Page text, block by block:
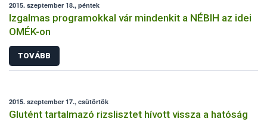
2015. szeptember 18., péntek
Izgalmas programokkal vár mindenkit a NÉBIH az idei
OMÉK-on
TOVÁBB
2015. szeptember 17., csütörtök
Glutént tartalmazó rizslisztet hívott vissza a hatóság